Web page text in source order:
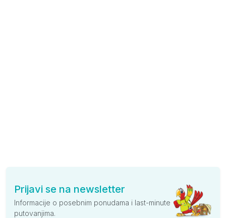
Prijavi se na newsletter
Informacije o posebnim ponudama i last-minute
putovanjima.